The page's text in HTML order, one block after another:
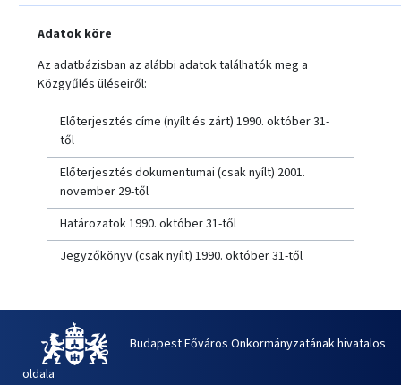
Adatok köre
Az adatbázisban az alábbi adatok találhatók meg a
Közgyűlés üléseiről:
Előterjesztés címe (nyílt és zárt) 1990. október 31-
től
Előterjesztés dokumentumai (csak nyílt) 2001.
november 29-től
Határozatok 1990. október 31-től
Jegyzőkönyv (csak nyílt) 1990. október 31-től
Budapest Főváros Önkormányzatának hivatalos
oldala